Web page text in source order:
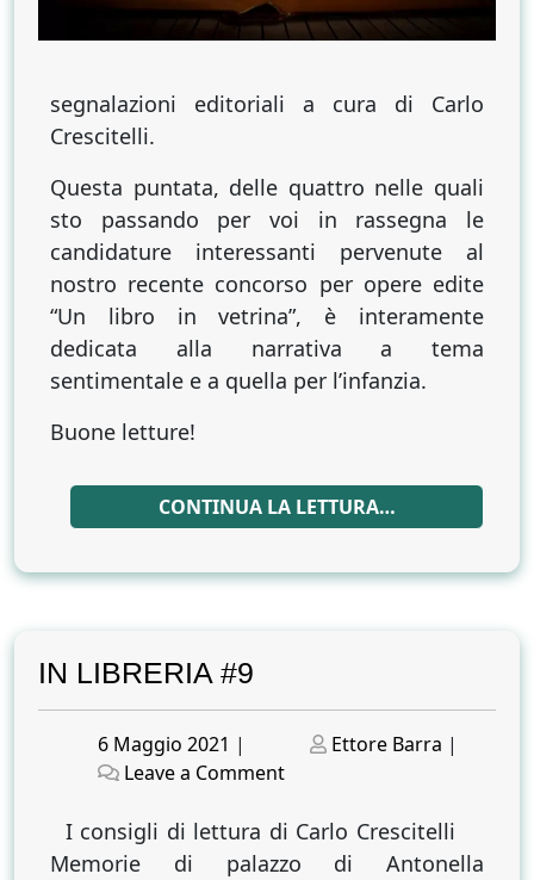
segnalazioni editoriali a cura di Carlo
Crescitelli.
Questa puntata, delle quattro nelle quali
sto passando per voi in rassegna le
candidature interessanti pervenute al
nostro recente concorso per opere edite
“Un libro in vetrina”, è interamente
dedicata alla narrativa a tema
sentimentale e a quella per l’infanzia.
Buone letture!
CONTINUA LA LETTURA…
IN LIBRERIA #9
Posted
on
6 Maggio 2021 |
Posted
Ettore Barra |
Leave a Commenton
LIBRERIA
#9
I consigli di lettura di Carlo Crescitelli
Memorie di palazzo di Antonella